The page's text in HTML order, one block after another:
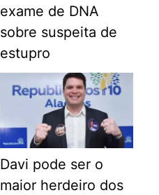
exame de DNA
sobre suspeita de
estupro
Davi pode ser o
maior herdeiro dos